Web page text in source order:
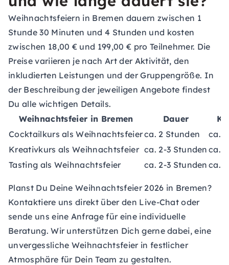
Weihnachtsfeiern in Bremen dauern zwischen 1
Stunde 30 Minuten und 4 Stunden und kosten
zwischen 18,00 € und 199,00 € pro Teilnehmer. Die
Preise variieren je nach Art der Aktivität, den
inkludierten Leistungen und der Gruppengröße. In
der Beschreibung der jeweiligen Angebote findest
Du alle wichtigen Details.
Weihnachtsfeier in Bremen
Dauer
Cocktailkurs als Weihnachtsfeierca. 2 Stunden
ca.
Kreativkurs als Weihnachtsfeier ca. 2-3 Stunden ca.
Tasting als Weihnachtsfeier
ca. 2-3 Stunden ca.
Planst Du Deine Weihnachtsfeier 2026 in Bremen?
Kontaktiere uns direkt über den Live-Chat oder
sende uns eine Anfrage für eine individuelle
Beratung. Wir unterstützen Dich gerne dabei, eine
unvergessliche Weihnachtsfeier in festlicher
Atmosphäre für Dein Team zu gestalten.